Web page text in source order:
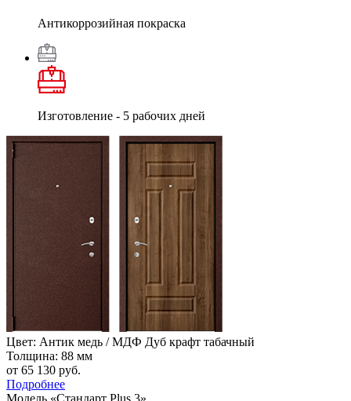
Антикоррозийная покраска
Изготовление - 5 рабочих дней
Цвет: Антик медь / МДФ Дуб крафт табачный
Толщина: 88 мм
от 65 130 руб.
Подробнее
Модель «Стандарт Plus 3»